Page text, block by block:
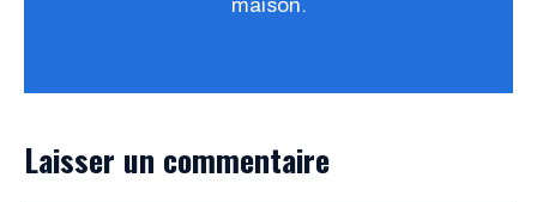
maison.
Laisser un commentaire